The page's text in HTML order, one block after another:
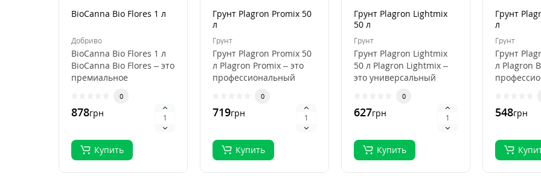
BioCanna Bio Flores 1 л
Добриво
BioCanna Bio Flores 1 л
BioCanna Bio Flores – это
премиальное
удобрение для ст..
0
878грн
Купить
Грунт Plagron Promix 50
л
Грунт
Грунт Plagron Promix 50
л Plagron Promix – это
профессиональный
выращивания
растений, ..
0
719грн
Купить
Грунт Plagron Lightmix
50 л
Грунт
Грунт Plagron Lightmix
50 л Plagron Lightmix –
это универсальный
выращивания..
0
627грн
Купить
Грунт
л
Грунт
Грунт
л Plagron
выращива..
548грн